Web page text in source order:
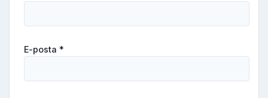
E-posta *